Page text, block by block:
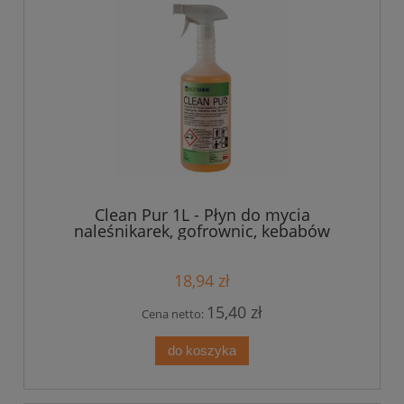
Clean Pur 1L - Płyn do mycia
naleśnikarek, gofrownic, kebabów
18,94 zł
Cena netto: 15,40 zł
do koszyka